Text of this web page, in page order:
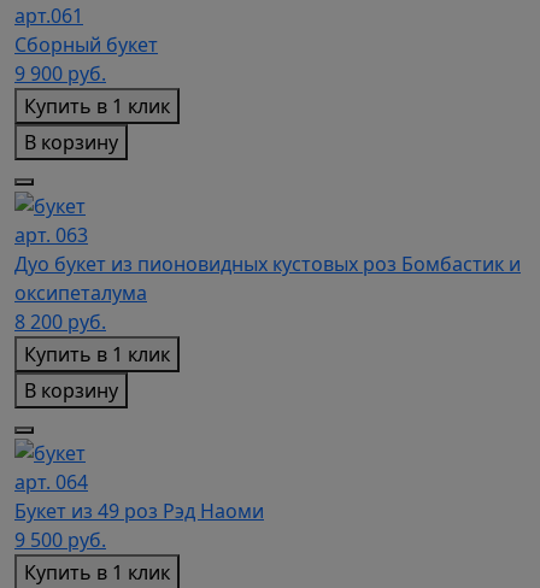
арт.061
Сборный букет
9 900 руб.
Купить в 1 клик
В корзину
арт. 063
Дуо букет из пионовидных кустовых роз Бомбастик и
оксипеталума
8 200 руб.
Купить в 1 клик
В корзину
арт. 064
Букет из 49 роз Рэд Наоми
9 500 руб.
Купить в 1 клик